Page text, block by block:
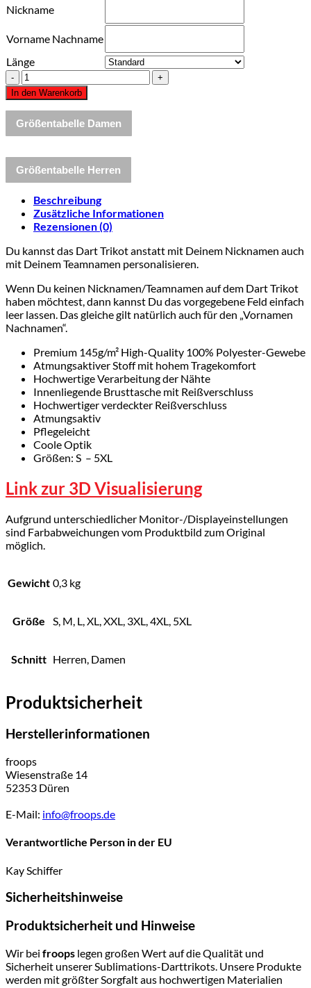
Nickname
Vorname Nachname
Länge
Dart
Shirt
"BAROU"
BLUE
Menge
In den Warenkorb
Größentabelle Damen
Größentabelle Herren
Beschreibung
Zusätzliche Informationen
Rezensionen (0)
Du kannst das Dart Trikot anstatt mit Deinem Nicknamen auch
mit Deinem Teamnamen personalisieren.
Wenn Du keinen Nicknamen/Teamnamen auf dem Dart Trikot
haben möchtest, dann kannst Du das vorgegebene Feld einfach
leer lassen. Das gleiche gilt natürlich auch für den „Vornamen
Nachnamen“.
Premium 145g/m² High-Quality 100% Polyester-Gewebe
Atmungsaktiver Stoff mit hohem Tragekomfort
Hochwertige Verarbeitung der Nähte
Innenliegende Brusttasche mit Reißverschluss
Hochwertiger verdeckter Reißverschluss
Atmungsaktiv
Pflegeleicht
Coole Optik
Größen: S – 5XL
Link zur 3D Visualisierung
Aufgrund unterschiedlicher Monitor-/Displayeinstellungen
sind Farbabweichungen vom Produktbild zum Original
möglich.
Gewicht 0,3 kg
Größe S, M, L, XL, XXL, 3XL, 4XL, 5XL
Schnitt Herren, Damen
Produktsicherheit
Herstellerinformationen
froops
Wiesenstraße 14
52353 Düren
E-Mail: info@froops.de
Verantwortliche Person in der EU
Kay Schiffer
Sicherheitshinweise
Produktsicherheit und Hinweise
Wir bei froops legen großen Wert auf die Qualität und
Sicherheit unserer Sublimations-Darttrikots. Unsere Produkte
werden mit größter Sorgfalt aus hochwertigen Materialien